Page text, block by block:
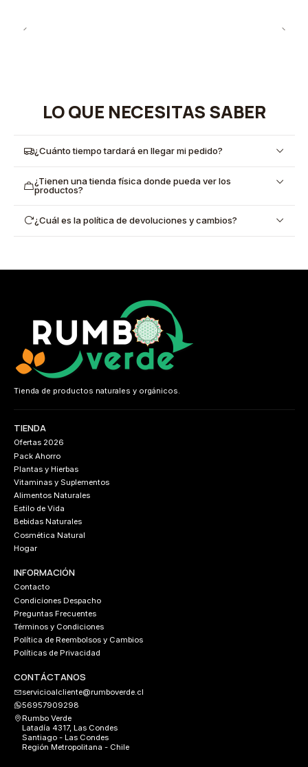
LO QUE NECESITAS SABER
¿Cuánto tiempo tardará en llegar mi pedido?
¿Tienen una tienda física donde pueda ver los
productos?
¿Cuál es la política de devoluciones y cambios?
Tienda de productos naturales y orgánicos.
TIENDA
Ofertas 2026
Pack Ahorro
Plantas y Hierbas
Vitaminas y Suplementos
Alimentos Naturales
Estilo de Vida
Bebidas Naturales
Cosmética Natural
Hogar
INFORMACIÓN
Contacto
Condiciones Despacho
Preguntas Frecuentes
Términos y Condiciones
Política de Reembolsos y Cambios
Políticas de Privacidad
CONTÁCTANOS
servicioalcliente@rumboverde.cl
56957909298
Rumbo Verde
Latadía 4317, Las Condes
Santiago - Las Condes
Región Metropolitana - Chile